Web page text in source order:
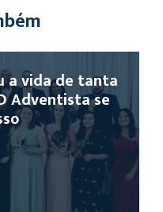
a vida de tanta
Adventista se